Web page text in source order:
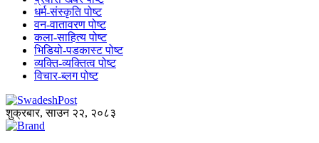
धर्म-संस्कृति पोष्ट
वन-वातावरण पोष्ट
कला-साहित्य पोष्ट
भिडियो-पडकास्ट पोष्ट
व्यक्ति-व्यक्तित्व पोष्ट
विचार-ब्लग पोष्ट
शुक्रबार, साउन २२, २०८३